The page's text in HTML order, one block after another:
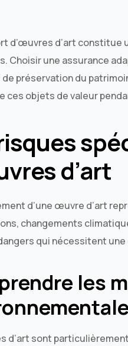
d’œuvres d’art
Choisir une assurance
de préservation du
ces objets de valeur
d’art
d’une œuvre d’art
changements
qui nécessitent
les
d’art sont